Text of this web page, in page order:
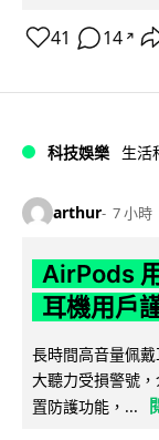
41 14 ↗
科技娛樂 生活
arthur 7 小時
AirPods
耳機用戶
長時間高音量佩
大聽力受損警號
置防護功能，...